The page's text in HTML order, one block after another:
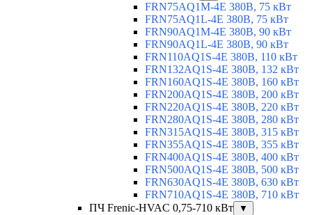
FRN75AQ1M-4E 380В, 75 кВт
FRN75AQ1L-4E 380В, 75 кВт
FRN90AQ1M-4E 380В, 90 кВт
FRN90AQ1L-4E 380В, 90 кВт
FRN110AQ1S-4E 380В, 110 кВт
FRN132AQ1S-4E 380В, 132 кВт
FRN160AQ1S-4E 380В, 160 кВт
FRN200AQ1S-4E 380В, 200 кВт
FRN220AQ1S-4E 380В, 220 кВт
FRN280AQ1S-4E 380В, 280 кВт
FRN315AQ1S-4E 380В, 315 кВт
FRN355AQ1S-4E 380В, 355 кВт
FRN400AQ1S-4E 380В, 400 кВт
FRN500AQ1S-4E 380В, 500 кВт
FRN630AQ1S-4E 380В, 630 кВт
FRN710AQ1S-4E 380В, 710 кВт
ПЧ Frenic-HVAC 0,75-710 кВт
▼